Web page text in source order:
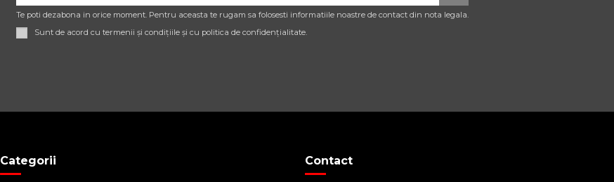
Te poti dezabona in orice moment. Pentru aceasta te rugam sa folosesti informatiile noastre de contact din nota legala.
Sunt de acord cu termenii și condițiile și cu politica de confidențialitate.
Categorii Contact